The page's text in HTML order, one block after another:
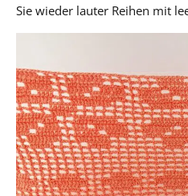
Sie wieder lauter Reihen mit